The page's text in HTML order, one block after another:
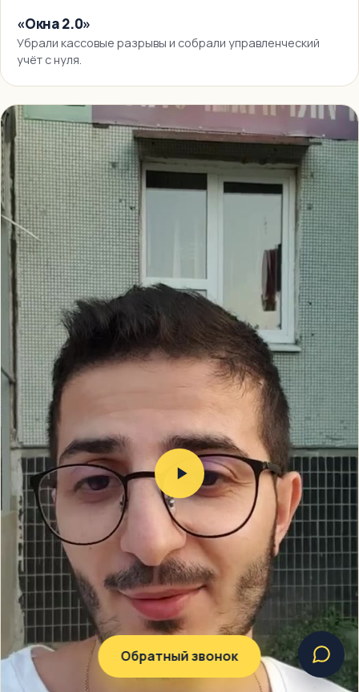
«Окна 2.0»
Убрали кассовые разрывы и собрали управленческий
учёт с нуля.
Обратный звонок